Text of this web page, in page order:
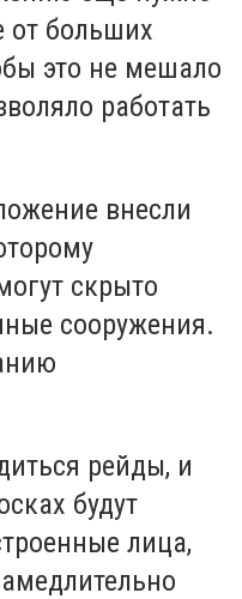
от больших
это не мешало
работать
внесли
скрыто
сооружения.
рейды, и
будут
лица,